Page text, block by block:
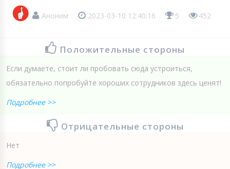
Аноним 2023-03-10 12:40:16 5 452
Положительные стороны
Если думаете, стоит ли пробовать сюда устроиться,
обязательно попробуйте хороших сотрудников здесь ценят!
Подробнее >>
Отрицательные стороны
Нет
Подробнее >>